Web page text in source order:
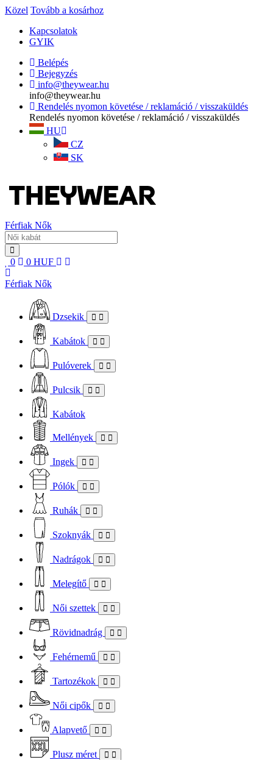
Közel Tovább a kosárhoz
Kapcsolatok
GYIK
Belépés
Bejegyzés
info@theywear.hu
info@theywear.hu
Rendelés nyomon követése / reklamáció / visszaküldés
Rendelés nyomon követése / reklamáció / visszaküldés
HU
CZ
SK
Férfiak Nők
0 0 HUF
Férfiak Nők
Dzsekik
Kabátok
Pulóverek
Pulcsik
Kabátok
Mellények
Ingek
Pólók
Ruhák
Szoknyák
Nadrágok
Melegítő
Női szettek
Rövidnadrág
Fehérnemű
Tartozékok
Női cipők
Alapvető
Plusz méret